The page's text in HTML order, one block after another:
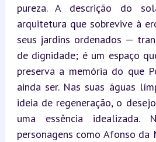
pureza. A descrição do
arquitetura que sobrevive à
seus jardins ordenados —
de dignidade; é um espaço
preserva a memória do que
ainda ser. Nas suas águas
ideia de regeneração, o
uma essência idealizada.
personagens como Afonso da